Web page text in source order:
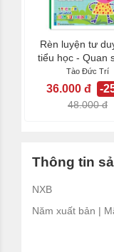
Rèn luyện tư
tiểu học - Quan
ghi nhớ siêu...
Tào Đức Trí
36.000 đ -
48.000 đ
Thông tin
NXB
Năm xuất bản |